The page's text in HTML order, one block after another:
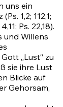
uns ein
(Ps. 1,2; 112,1;
; Ps. 22,18).
und Willens
„Lust“ zu
sie ihre Lust
Blicke auf
Gehorsam,